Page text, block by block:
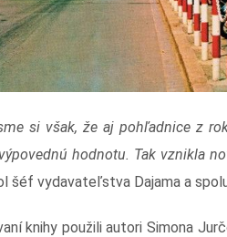
si však, že aj pohľadnice z
hodnotu. Tak vznikla
šéf vydavateľstva Dajama a
knihy použili autori Simona